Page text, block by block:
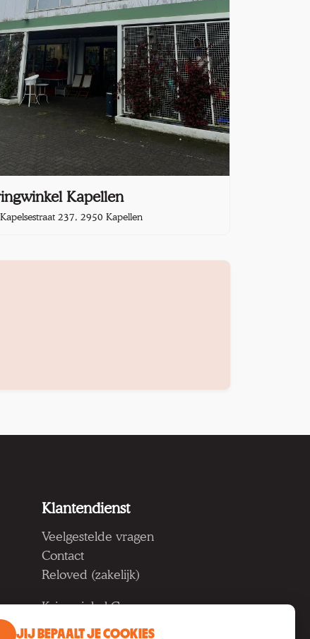
Kapellen
Kapelsestraat 237, 2950 Kapellen
Klantendienst
Veelgestelde vragen
Contact
Reloved (zakelijk)
Kringwinkel Groep vzw
Koning Albertlaan 124, 9000
JIJ BEPAALT JE COOKIES